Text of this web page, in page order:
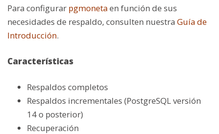
Para configurar pgmonetaen función de sus
necesidades de respaldo, consulten nuestra Guía de
Introducción.
Características
Respaldos completos
Respaldos incrementales (PostgreSQL versión
14 o posterior)
Recuperación